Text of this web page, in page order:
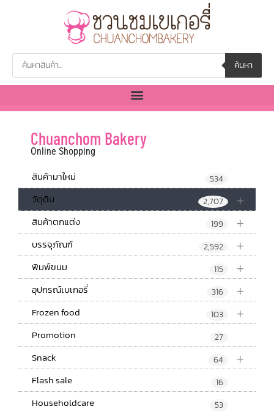
ค้นหา
Chuanchom Bakery
Online Shopping
สินค้ามาใหม่ 534
+
วัตุดิบ 2,707
+
สินค้าตกแต่ง 199
+
บรรจุภัณฑ์ 2,592
+
พิมพ์ขนม 115
+
อุปกรณ์เบเกอรี่ 316
+
Frozen food 103
Promotion 27
+
Snack 64
Flash sale 16
Householdcare 53